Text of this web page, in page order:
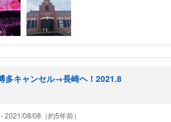
多キャンセル→長崎ヘ！2021.8
08/08（約5年前）